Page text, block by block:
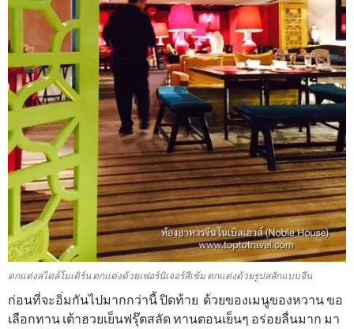
ตกแต่งสไตล์โมเดิร์น ตกแต่งด้วยเฟอร์นิเจอร์สีเข้ม ตกแต่งด้วยรูปสลักแบบจีน
ก่อนที่จะอิ่มกันไปมากกว่านี้ ปิดท้าย ด้วยของเมนูของหวาน ขอ
เลือกทาน เต้าฮวยเย็นฟรุ๊ตสลัด ทานตอนเย็นๆ อร่อยลื่นมาก มา